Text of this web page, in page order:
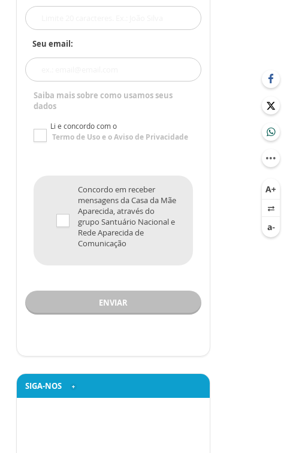
Seu email:
Saiba mais sobre como usamos seus
dados
Li e concordo com o
Termo de Usoe oAviso de Privacidade
Concordo em receber
mensagens da Casa da Mãe
Aparecida, através do
grupo Santuário Nacional e
Rede Aparecida de
Comunicação
ENVIAR
SIGA-NOS